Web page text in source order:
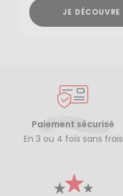
JE DÉCOUVRE
Paiement sécurisé
En 3 ou 4 fois sans frais